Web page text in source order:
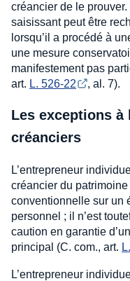
créancier de le
saisissant peut être
lorsqu’il a procédé à
une mesure
manifestement pas
art. L. 526-22 , al. 7).
Les exceptions
créanciers
L’entrepreneur
créancier du
conventionnelle sur un
personnel ; il n’est
caution en garantie
principal (C. com., art.
L’entrepreneur